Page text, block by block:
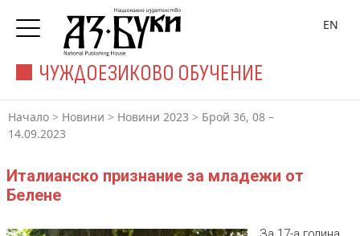
ЧУЖДОЕЗИКОВО ОБУЧЕНИЕ
EN
Начало > Новини > Новини 2023 > Брой 36, 08 –
14.09.2023
Италианско признание за младежи от
Белене